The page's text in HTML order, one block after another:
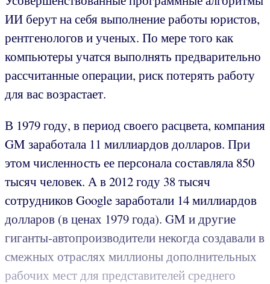
ИИ берут на себя выполнение работы юристов,
рентгенологов и ученых. По мере того как
компьютеры учатся выполнять предварительно
рассчитанные операции, риск потерять работу
для вас возрастает.
В 1979 году, в период своего расцвета, компания
GM заработала 11 миллиардов долларов. При
этом численность ее персонала составляла 850
тысяч человек. А в 2012 году 38 тысяч
сотрудников Google заработали 14 миллиардов
долларов (в ценах 1979 года). GM и другие
гиганты-автопроизводители некогда создавали в
смежных отраслях миллионы дополнительных
рабочих мест для представителей среднего